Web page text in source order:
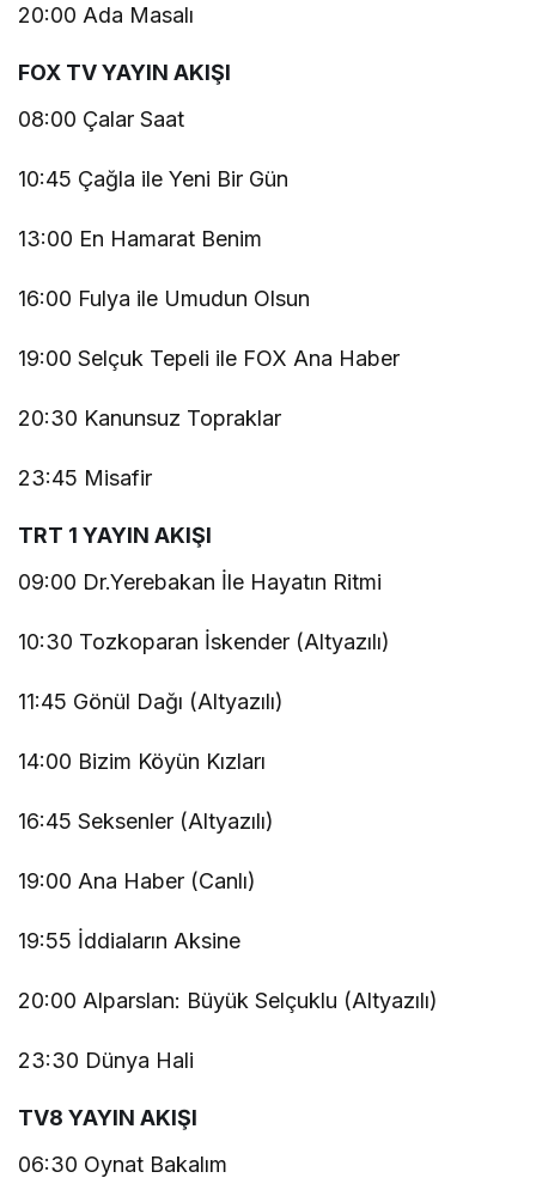
20:00 Ada Masalı
FOX TV YAYIN AKIŞI
08:00 Çalar Saat
10:45 Çağla ile Yeni Bir Gün
13:00 En Hamarat Benim
16:00 Fulya ile Umudun Olsun
19:00 Selçuk Tepeli ile FOX Ana Haber
20:30 Kanunsuz Topraklar
23:45 Misafir
TRT 1 YAYIN AKIŞI
09:00 Dr.Yerebakan İle Hayatın Ritmi
10:30 Tozkoparan İskender (Altyazılı)
11:45 Gönül Dağı (Altyazılı)
14:00 Bizim Köyün Kızları
16:45 Seksenler (Altyazılı)
19:00 Ana Haber (Canlı)
19:55 İddiaların Aksine
20:00 Alparslan: Büyük Selçuklu (Altyazılı)
23:30 Dünya Hali
TV8 YAYIN AKIŞI
06:30 Oynat Bakalım